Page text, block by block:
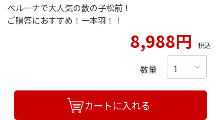
ベルーナで大人気の数の子松前！
ご贈答におすすめ！一本羽！！
8,988円 税込
数量
カートに入れる